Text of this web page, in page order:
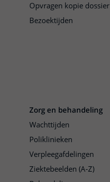
Opvragen kopie dossier
Bezoektijden
Zorg en behandeling
Wachttijden
Poliklinieken
Verpleegafdelingen
Ziektebeelden (A-Z)